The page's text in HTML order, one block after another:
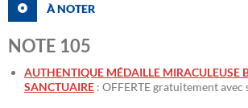
À NOTER
NOTE 105
AUTHENTIQUE MÉDAILLE MIRACULEUSE
SANCTUAIRE : OFFERTE gratuitement avec